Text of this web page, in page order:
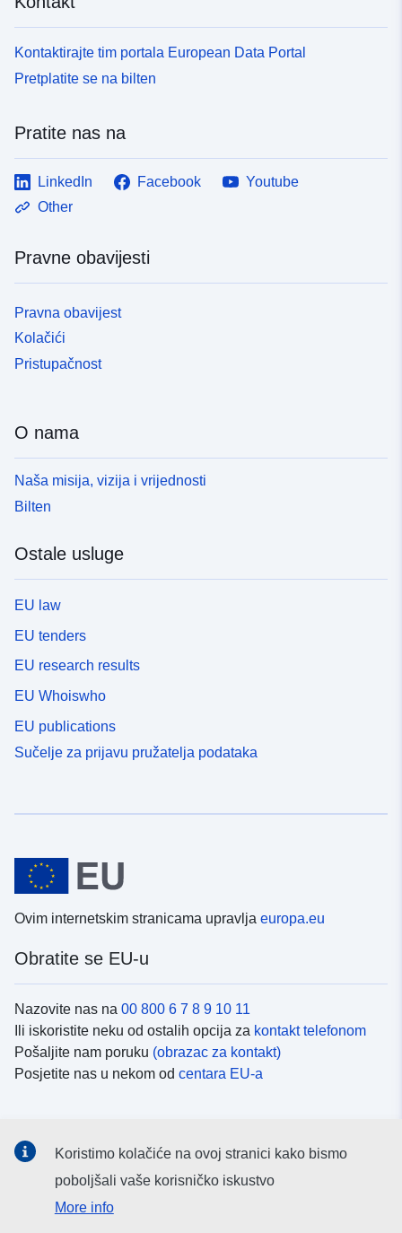
Kontaktirajte tim portala European Data Portal
Pretplatite se na bilten
Pratite nas na
LinkedIn Facebook
Youtube
Other
Pravne obavijesti
Pravna obavijest
Kolačići
Pristupačnost
O nama
Naša misija, vizija i vrijednosti
Bilten
Ostale usluge
EU law
EU tenders
EU research results
EU Whoiswho
EU publications
Sučelje za prijavu pružatelja podataka
Ovim internetskim stranicama upravlja europa.eu
Obratite se EU-u
Nazovite nas na 00 800 6 7 8 9 10 11
Ili iskoristite neku od ostalih opcija za kontakt telefonom
Pošaljite nam poruku (obrazac za kontakt)
Posjetite nas u nekom od centara EU-a
Potražite kanale EU-a nadruštvenim mrežama
Koristimo kolačiće na ovoj stranici kako bismo
poboljšali vaše korisničko iskustvo
More info